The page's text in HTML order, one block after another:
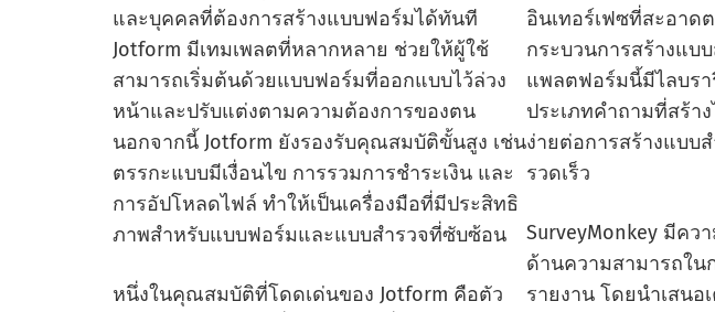
และบุคคลที่ต้องการสร้างแบบฟอร์มได้ทันที
Jotform มีเทมเพลตที่หลากหลาย ช่วยให้ผู้ใช้
สามารถเริ่มต้นด้วยแบบฟอร์มที่ออกแบบไว้ล่วง
หน้าและปรับแต่งตามความต้องการของตน
นอกจากนี้ Jotform ยังรองรับคุณสมบัติขั้นสูง เช่น
ตรรกะแบบมีเงื่อนไข การรวมการชําระเงิน และ
การอัปโหลดไฟล์ ทําให้เป็นเครื่องมือที่มีประสิทธิ
ภาพสําหรับแบบฟอร์มและแบบสํารวจที่ซับซ้อน
หนึ่งในคุณสมบัติที่โดดเด่นของ Jotform คือตัว
อินเทอร์เฟซที่สะอาด
กระบวนการสร้างแบ
แพลตฟอร์มนี้มีไลบรา
ประเภทคําถามที่สร้า
ง่ายต่อการสร้างแบบ
รวดเร็ว
SurveyMonkey มีคว
ด้านความสามารถใน
รายงาน โดยนําเสน